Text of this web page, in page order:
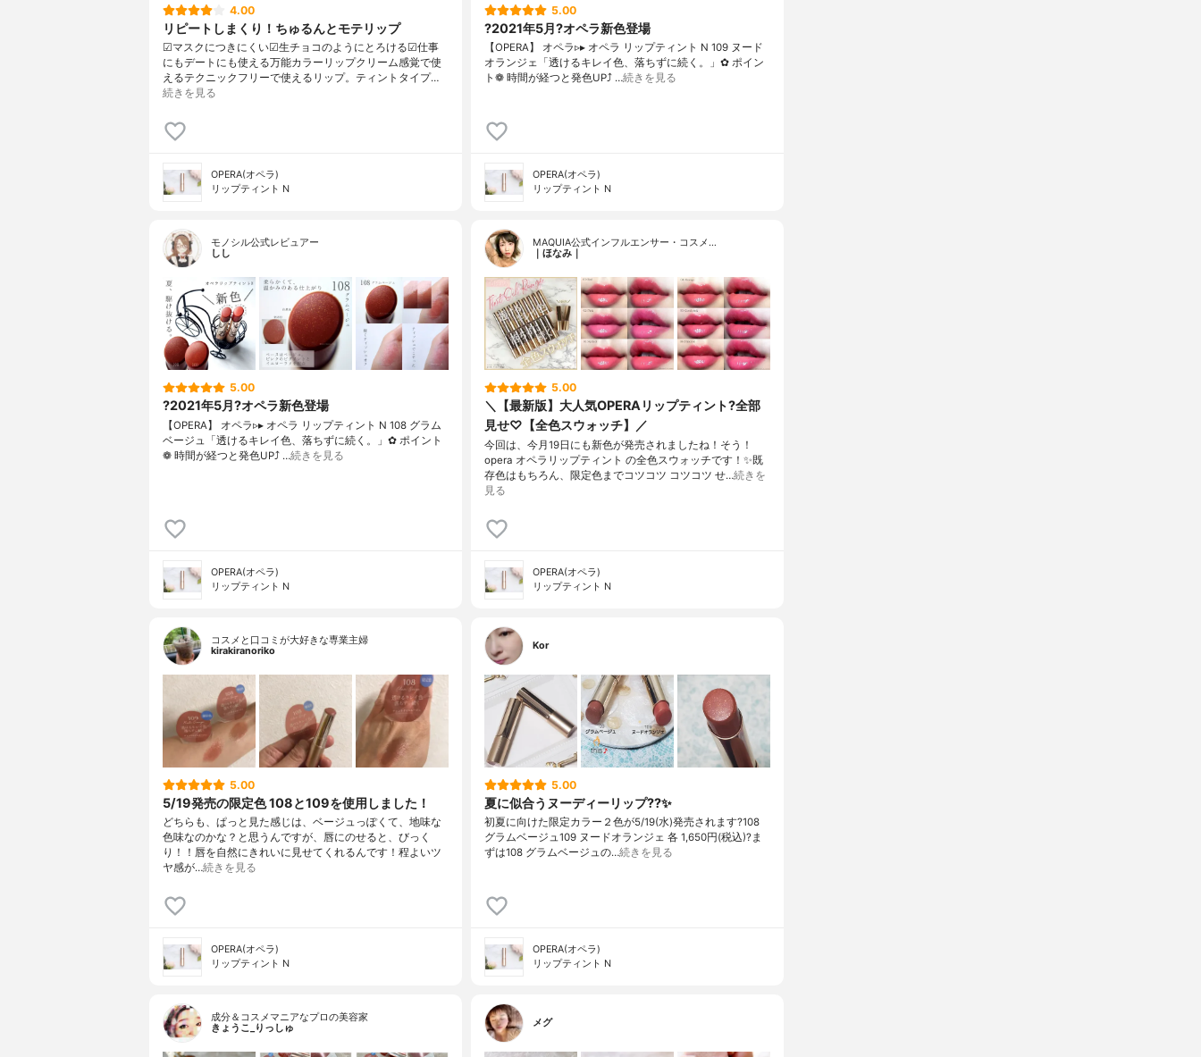
4.00
リピートしまくり！ちゅるんとモテリップ
☑︎マスクにつきにくい☑︎生チョコのようにとろける☑︎仕事
にもデートにも使える万能カラーリップクリーム感覚で使
えるテクニックフリーで使えるリップ。ティントタイプ…
続きを見る
OPERA(オペラ)
リップティント N
5.00
?2021年5月?オペラ新色登場
【OPERA】 オペラ▹▸ オペラ リップティント N 109 ヌード
オランジェ「透けるキレイ色、落ちずに続く。」✿ ポイン
ト❁︎ 時間が経つと発色UP⤴ …続きを見る
OPERA(オペラ)
リップティント N
モノシル公式レビュアー
しし
5.00
?2021年5月?オペラ新色登場
【OPERA】 オペラ▹▸ オペラ リップティント N 108 グラム
ベージュ「透けるキレイ色、落ちずに続く。」✿ ポイント
❁︎ 時間が経つと発色UP⤴ …続きを見る
OPERA(オペラ)
リップティント N
MAQUIA公式インフルエンサー・コスメ…
｜ほなみ｜
5.00
＼【最新版】大人気OPERAリップティント?全部
見せ♡【全色スウォッチ】／
今回は、今月19日にも新色が発売されましたね！そう！
opera オペラリップティント の全色スウォッチです！✨既
存色はもちろん、限定色までコツコツ コツコツ せ…続きを
見る
OPERA(オペラ)
リップティント N
コスメと口コミが大好きな専業主婦
kirakiranoriko
5.00
5/19発売の限定色 108と109を使用しました！
どちらも、ぱっと見た感じは、ベージュっぽくて、地味な
色味なのかな？と思うんですが、唇にのせると、びっく
り！！唇を自然にきれいに見せてくれるんです！程よいツ
ヤ感が…続きを見る
OPERA(オペラ)
リップティント N
Kor
5.00
夏に似合うヌーディーリップ??✨
初夏に向けた限定カラー２色が5/19(水)発売されます?108
グラムベージュ109 ヌードオランジェ 各 1,650円(税込)?ま
ずは108 グラムベージュの…続きを見る
OPERA(オペラ)
リップティント N
成分＆コスメマニアなプロの美容家
きょうこ_りっしゅ
メグ